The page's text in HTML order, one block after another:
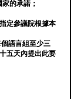
的承諾；
定參議院根據本
語言組至少三
五天內提出此要